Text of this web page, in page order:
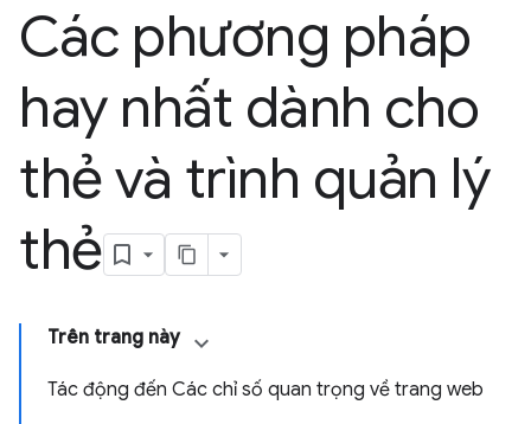
Các phương pháp
hay nhất dành cho
thẻ và trình quản lý
thẻ
Trên trang này
Tác động đến Các chỉ số quan trọng về trang web